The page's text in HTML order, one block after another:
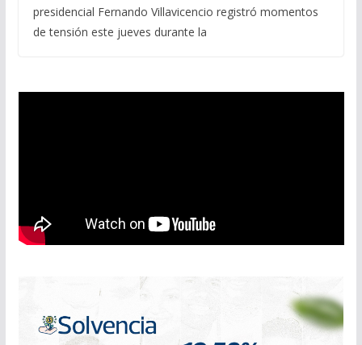
presidencial Fernando Villavicencio registró momentos
de tensión este jueves durante la